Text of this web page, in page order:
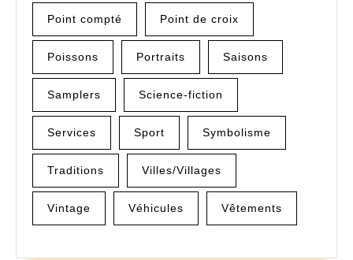
Point compté Point de croix
Poissons Portraits Saisons
Samplers Science-fiction
Services Sport Symbolisme
Traditions Villes/Villages
Vintage Véhicules Vêtements